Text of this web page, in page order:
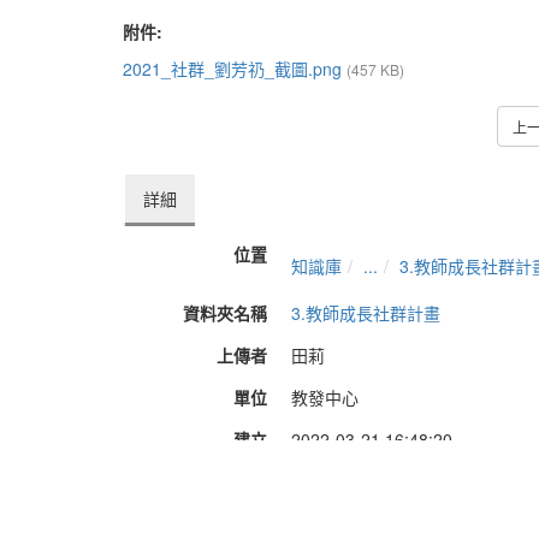
附件:
2021_社群_劉芳礽_截圖.png (457 KB)
上
詳細
位置 知識庫 ...
3.教師成長社群計
資料夾名稱
3.教師成長社群計畫
上傳者
田莉
單位
教發中心
建立
2022-03-21 16:48:20